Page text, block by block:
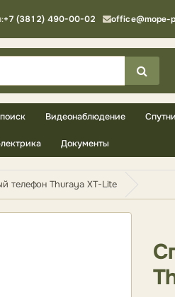
+7 (3812) 490-00-02 office@mope-
Видеонаблюдение
Документы
телефон Thuraya XT-Lite